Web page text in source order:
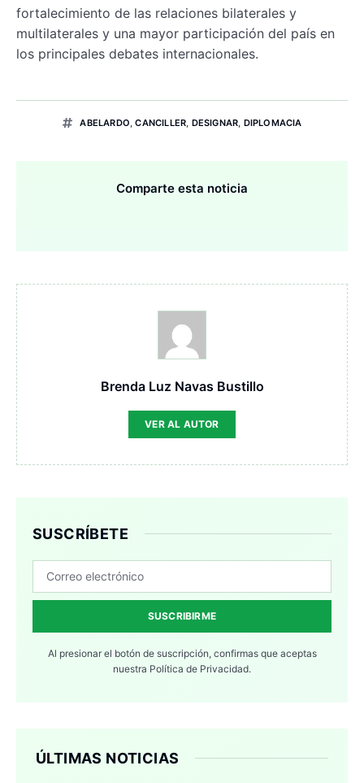
fortalecimiento de las relaciones bilaterales y
multilaterales y una mayor participación del país en
los principales debates internacionales.
ABELARDO,CANCILLER, DESIGNAR, DIPLOMACIA
Comparte esta noticia
Brenda Luz Navas Bustillo
VER AL AUTOR
SUSCRÍBETE
SUSCRIBIRME
Al presionar el botón de suscripción, confirmas que aceptas
nuestra Política de Privacidad.
ÚLTIMAS NOTICIAS